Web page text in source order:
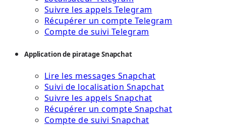
Suivre les appels Telegram
Récupérer un compte Telegram
Compte de suivi Telegram
Application de piratage Snapchat
Lire les messages Snapchat
Suivi de localisation Snapchat
Suivre les appels Snapchat
Récupérer un compte Snapchat
Compte de suivi Snapchat